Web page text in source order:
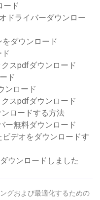
ード
ドライバーダウンロー
をダウンロード
スpdfダウンロード
ド
ンロード
スpdfダウンロード
ロードする方法
ー無料ダウンロード
デオをダウンロードす
ウンロードしました
グおよび最適化するための